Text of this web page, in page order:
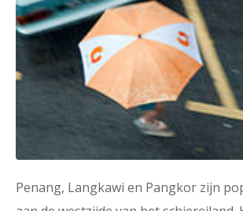
Penang, Langkawi en Pangkor zijn